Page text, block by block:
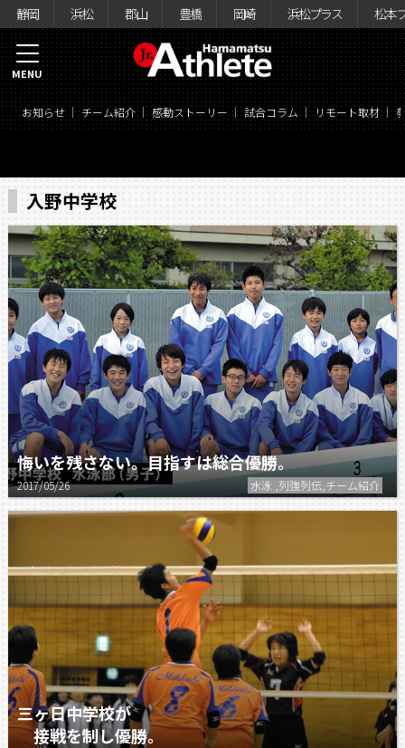
静岡 浜松 郡山 豊橋 岡崎 浜松プラス 松本
お知らせ チーム紹介 感動ストーリー 試合コラム リモート取材
MENU
入野中学校
悔いを残さない。目指すは総合優勝。
2017/05/26 水泳 ,列強列伝,チーム紹介
三ヶ日中学校が
接戦を制し優勝。